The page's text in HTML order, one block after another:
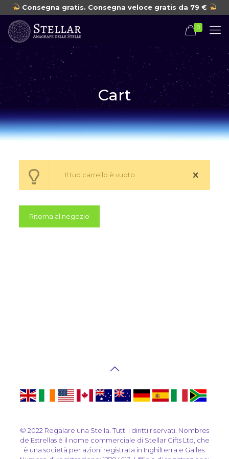
Consegna gratis. Consegna veloce gratis da 79 €
0
Cart
Il tuo carrello è vuoto.
Ritorna al negozio
© 2022 Regalare una Stella. Tutti i diritti riservati. Nombres
de Estrellas è il nome commerciale di Stellar Gifts Ltd, che
è una società per azioni registrata in Inghilterra e Galles.